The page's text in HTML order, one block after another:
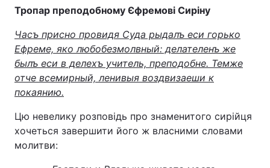
Тропар преподобному Єфремові Сиріну
Часъ присно провидя Суда рыдалъ еси горько
Ефреме, яко любобезмолвный: делателенъ же
былъ еси в делехъ учитель, преподобне. Темже
отче всемирный, ленивыя воздвизаеши к
покаянию.
Цю невелику розповідь про знаменитого сирійця
хочеться завершити його ж власними словами
молитви: